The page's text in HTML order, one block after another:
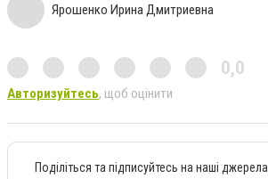
Ярошенко Ирина Дмитриевна
0,0
Авторизуйтесь, щоб оцінити
Поділіться та підписуйтесь на наші джерела